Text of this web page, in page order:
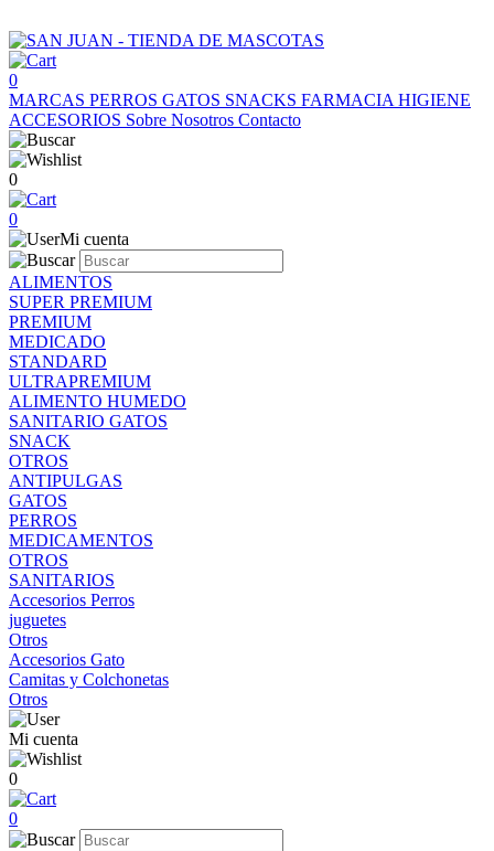
0
MARCAS PERROS GATOS SNACKS FARMACIA HIGIENE
ACCESORIOS Sobre Nosotros Contacto
0
0
Mi cuenta
ALIMENTOS
SUPER PREMIUM
PREMIUM
MEDICADO
STANDARD
ULTRAPREMIUM
ALIMENTO HUMEDO
SANITARIO GATOS
SNACK
OTROS
ANTIPULGAS
GATOS
PERROS
MEDICAMENTOS
OTROS
SANITARIOS
Accesorios Perros
juguetes
Otros
Accesorios Gato
Camitas y Colchonetas
Otros
Mi cuenta
0
0